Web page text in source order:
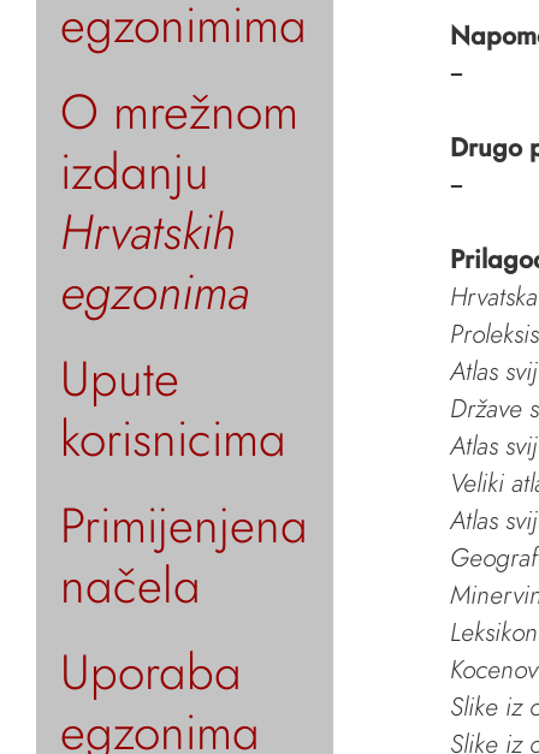
egzonimima
O mrežnom
izdanju
Hrvatskih
egzonima
Upute
korisnicima
Primijenjena
načela
Uporaba
egzonima
–
Drugo
–
Atlas
Države
Atlas
Veliki
Atlas
Slike iz
Slike iz